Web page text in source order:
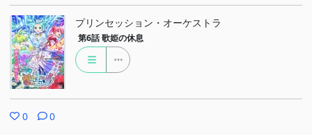
プリンセッション・オーケストラ
第6話 歌姫の休息
0 0